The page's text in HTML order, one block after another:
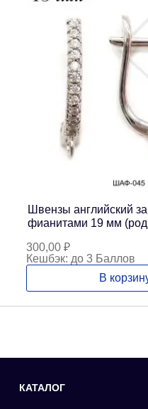
Швензы английский
фианитами 19 мм
300,00 ₽
Кешбэк: до 3 Баллов
В
КАТАЛОГ